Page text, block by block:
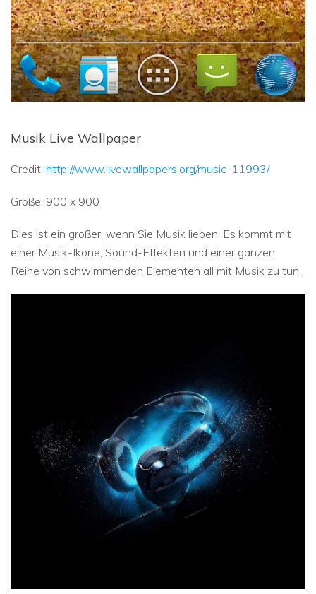
Musik Live Wallpaper
Credit: http://www.livewallpapers.org/music-11993/
Größe: 900 x 900
Dies ist ein großer, wenn Sie Musik lieben. Es kommt mit
einer Musik-Ikone, Sound-Effekten und einer ganzen
Reihe von schwimmenden Elementen all mit Musik zu tun.